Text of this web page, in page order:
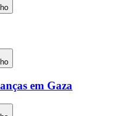
em Gaza